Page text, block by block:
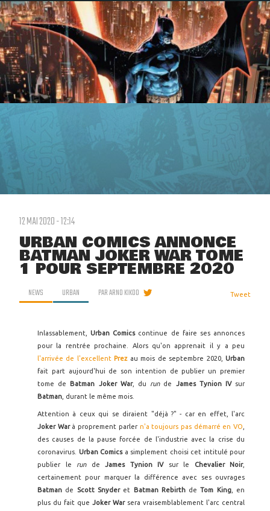
12 MAI 2020 - 12:14
URBAN COMICS ANNONCE
BATMAN JOKER WAR TOME
1 POUR SEPTEMBRE 2020
NEWS URBAN PARARNO KIKOO Tweet
Inlassablement,Urban Comics continue de faire ses annonces
pour la rentrée prochaine. Alors qu'on apprenait il y a peu
l'arrivée de l'excellentPrez au mois de septembre 2020,Urban
fait part aujourd'hui de son intention de publier un premier
tome de Batman Joker War, du run de James Tynion IV sur
Batman , durant le même mois.
Attention à ceux qui se diraient "déjà ?" - car en effet, l'arc
Joker War à proprement parler n'a toujours pas démarré en VO
des causes de la pause forcée de l'industrie avec la crise du
coronavirus. Urban Comics a simplement choisi cet intitulé pour
publier le run de James Tynion IV sur le Chevalier Noir,
certainement pour marquer la différence avec ses ouvrages
Batman de Scott Snyder et Batman Rebirth deTom King, en
plus du fait que Joker War sera vraisemblablement l'arc central